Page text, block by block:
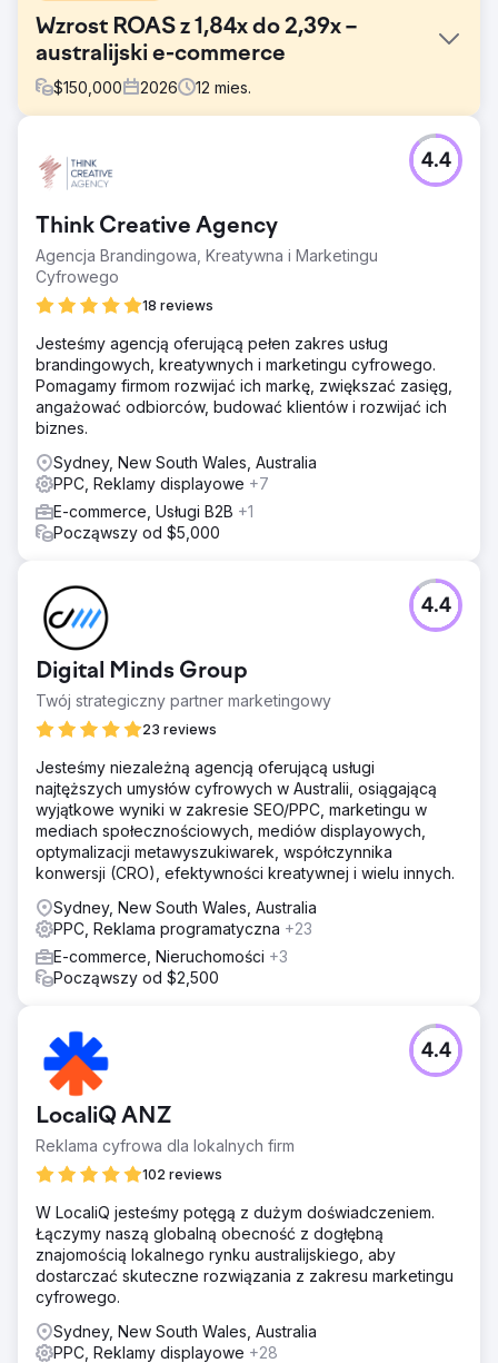
Wzrost ROAS z 1,84x do 2,39x –
australijski e-commerce
$150,000 2026 12 mies.
Australijski sprzedawca e-commerce miał problemy z
osiągnięciem docelowego ROAS na poziomie 5x, pomimo
Konto było w dużym stopniu uzależnione od kampanii
Performance Max, co ograniczało widoczność i kontrolę.
CPA utrzymywał się na stosunkowo wysokim poziomie, a
alokacja budżetu nie była dostosowana do kategorii
produktów o najlepszych wynikach, co skutkowało
nieefektywnym wydatkowaniem i nieoptymalnym
wzrostem przychodów.
Rozwiązanie
Przeprowadziliśmy dogłębną analizę wydajności i
zidentyfikowaliśmy kampanie zakupowe jako główny
czynnik generujący przychody. Strategia została
przesunięta w kierunku podejścia „najpierw zakupy”.
Kampanie zostały zrestrukturyzowane i podzielone na
segmenty na poziomie kategorii (AA/AAA, baterie
guzikowe, monety, akumulatory) dla lepszej kontroli.
wyników, co zapewniło większe inwestycje w kategorie o
najlepszych wynikach i lepszą efektywność.
Wyniki
Liczba konwersji wzrosła z 1593 do 1632, a koszt
konwersji (CPA) spadł z 19,77 do 16,01 dolarów
australijskich. Przychody wzrosły z 57 898 do 62 409
dolarów australijskich, a wskaźnik ROAS znacząco wzrósł
z 1,84x do 2,39x. Zoptymalizowana struktura kampanii
zapewniła lepszą efektywność, wyższe zwroty i
skalowalny system marketingu efektywnościowego,
dostosowany do celów rozwoju firmy.
Przejdź do strony agencji
Think Creative Agency
Agencja Brandingowa, Kreatywna i Marketingu
Cyfrowego
18 reviews
4.4
Jesteśmy agencją oferującą pełen zakres usług
brandingowych, kreatywnych i marketingu cyfrowego.
Pomagamy firmom rozwijać ich markę, zwiększać zasięg,
angażować odbiorców, budować klientów i rozwijać ich
biznes.
Sydney, New South Wales, Australia
PPC, Reklamy displayowe +7
E-commerce, Usługi B2B +1
Począwszy od $5,000
Digital Minds Group
Twój strategiczny partner marketingowy
23 reviews
4.4
Jesteśmy niezależną agencją oferującą usługi
najtęższych umysłów cyfrowych w Australii, osiągającą
wyjątkowe wyniki w zakresie SEO/PPC, marketingu w
mediach społecznościowych, mediów displayowych,
optymalizacji metawyszukiwarek, współczynnika
konwersji (CRO), efektywności kreatywnej i wielu innych.
Sydney, New South Wales, Australia
PPC, Reklama programatyczna +23
E-commerce, Nieruchomości +3
Począwszy od $2,500
LocaliQ ANZ
Reklama cyfrowa dla lokalnych firm
102 reviews
4.4
W LocaliQ jesteśmy potęgą z dużym doświadczeniem.
Łączymy naszą globalną obecność z dogłębną
znajomością lokalnego rynku australijskiego, aby
dostarczać skuteczne rozwiązania z zakresu marketingu
cyfrowego.
Sydney, New South Wales, Australia
PPC, Reklamy displayowe +28